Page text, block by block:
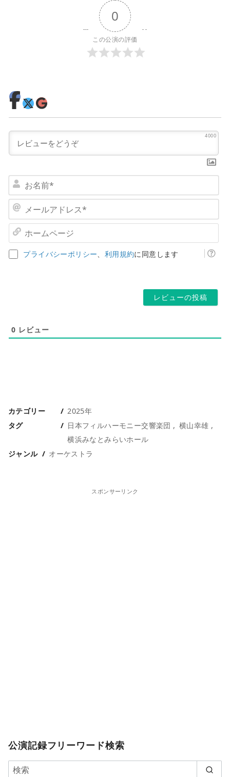
0
この公演の評価
4000
名
ア
ー
プライバシーポリシー、 利用規約に同意します
0 レビュー
カテゴリー
2025年
タグ
日本フィルハーモニー交響楽団
横山幸雄
横浜みなとみらいホール
ジャンル
オーケストラ
スポンサーリンク
公演記録フリーワード検索